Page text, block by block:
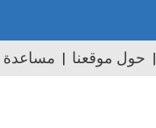
حول موقعنا مساعدة